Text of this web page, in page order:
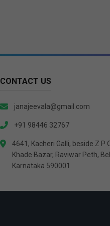
CONTACT US
janajeevala@gmail.com
+91 98446 32767
4641, Kacheri Galli, beside Z P
Khade Bazar, Raviwar Peth,
Karnataka 590001